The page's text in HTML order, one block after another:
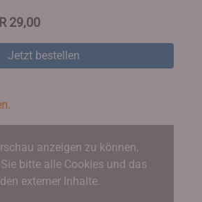
29,00
Jetzt bestellen
anzeigen zu können,
bitte alle Cookies und das
externer Inhalte.